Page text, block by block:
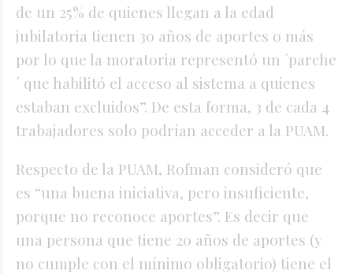
de un 25% de quienes llegan a la edad
jubilatoria tienen 30 años de aportes o más
por lo que la moratoria representó un ´parche
´ que habilitó el acceso al sistema a quienes
estaban excluidos”. De esta forma, 3 de cada 4
trabajadores solo podrían acceder a la PUAM.
Respecto de la PUAM, Rofman consideró que
es “una buena iniciativa, pero insuficiente,
porque no reconoce aportes”. Es decir que
una persona que tiene 20 años de aportes (y
no cumple con el mínimo obligatorio) tiene el